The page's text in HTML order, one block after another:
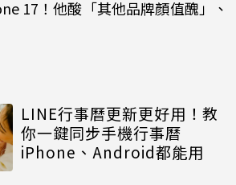
17！他酸「其他品牌顏值醜」、
LINE行事曆更新更好用！教
你一鍵同步手機行事曆
iPhone、Android都能用